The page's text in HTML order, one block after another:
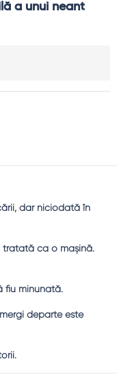
a unui neant
dar niciodată în
tratată ca o maşină.
fiu minunată.
departe este